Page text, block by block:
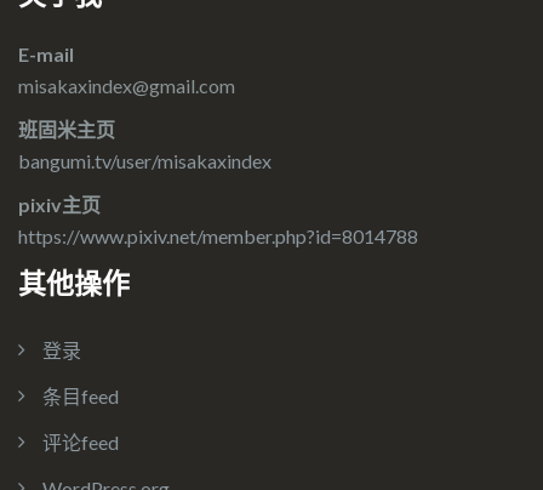
E-mail
misakaxindex@gmail.com
班固米主页
bangumi.tv/user/misakaxindex
pixiv主页
https://www.pixiv.net/member.php?id=8014788
其他操作
登录
条目feed
评论feed